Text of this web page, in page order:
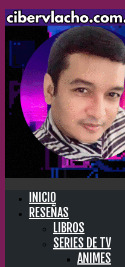
INICIO
RESEÑAS
LIBROS
SERIES DE TV
ANIMES